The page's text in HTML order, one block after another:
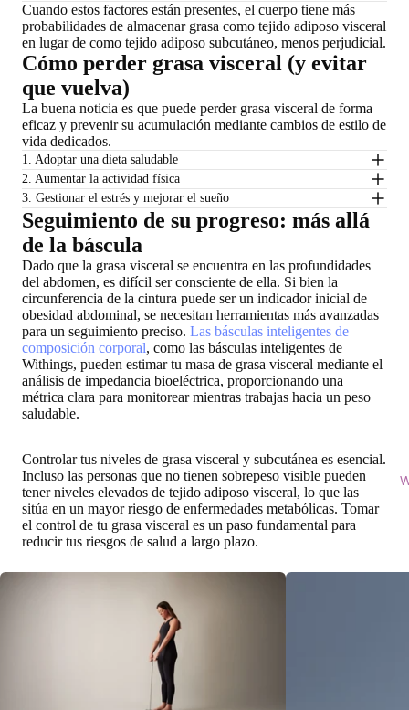
Cuando estos factores están presentes, el cuerpo tiene más
probabilidades de almacenar grasa como tejido adiposo visceral
en lugar de como tejido adiposo subcutáneo, menos perjudicial.
Cómo perder grasa visceral (y evitar
que vuelva)
La buena noticia es que puede perder grasa visceral de forma
eficaz y prevenir su acumulación mediante cambios de estilo de
vida dedicados.
1. Adoptar una dieta saludable
2. Aumentar la actividad física
3. Gestionar el estrés y mejorar el sueño
Seguimiento de su progreso: más allá
de la báscula
Dado que la grasa visceral se encuentra en las profundidades
del abdomen, es difícil ser consciente de ella. Si bien la
circunferencia de la cintura puede ser un indicador inicial de
obesidad abdominal, se necesitan herramientas más avanzadas
para un seguimiento preciso. Las básculas inteligentes de
composición corporal, como las básculas inteligentes de
Withings, pueden estimar tu masa de grasa visceral mediante el
análisis de impedancia bioeléctrica, proporcionando una
métrica clara para monitorear mientras trabajas hacia un peso
saludable.
Controlar tus niveles de grasa visceral y subcutánea es esencial.
Incluso las personas que no tienen sobrepeso visible pueden
tener niveles elevados de tejido adiposo visceral, lo que las
sitúa en un mayor riesgo de enfermedades metabólicas. Tomar
el control de tu grasa visceral es un paso fundamental para
reducir tus riesgos de salud a largo plazo.